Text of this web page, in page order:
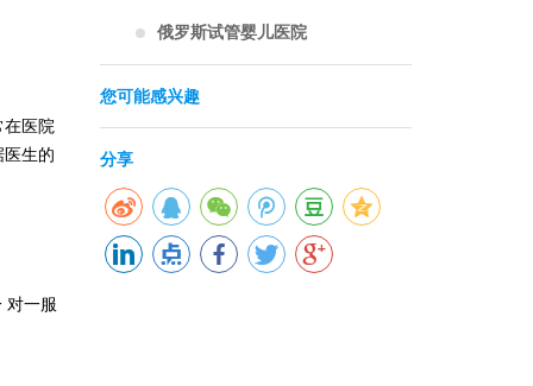
在医院
医生的
对一服
俄罗斯试管婴儿医院
您可能感兴趣
分享